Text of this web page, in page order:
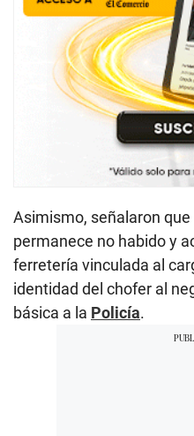
Asimismo, señalaron
permanece no habido y
ferretería vinculada al
identidad del chofer al
básica a la Policía.